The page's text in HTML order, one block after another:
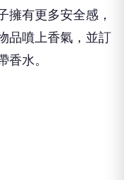
擁有更多安全感，
品噴上香氣，並訂
水。